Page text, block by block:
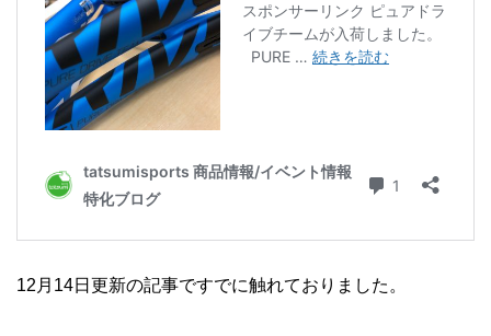
12月14日更新の記事ですでに触れておりました。